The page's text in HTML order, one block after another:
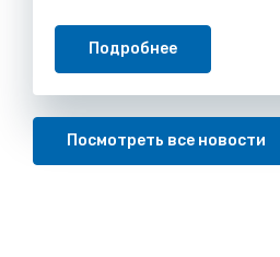
Подробнее
Посмотреть все новости